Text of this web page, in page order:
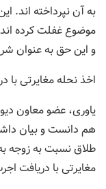
به آن نپرداخته اند.
موضوع غفلت کرده اند
و این حق به عنوان
اخذ نحله مغایرتی با
یاوری، عضو معاون
هم دانست و بیان
طلاق نسبت به زوجه
مغایرتی با دریافت